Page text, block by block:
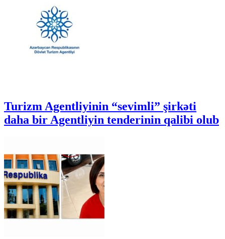
Turizm Agentliyinin “sevimli” şirkəti
daha bir Agentliyin tenderinin qalibi olub